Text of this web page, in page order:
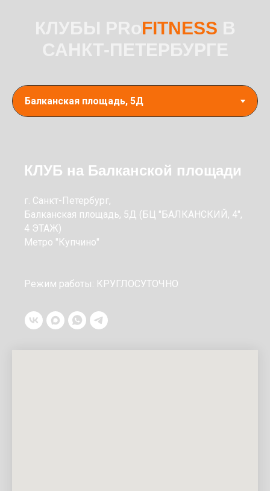
FITNESS
КЛУБ на Балканской площади
г. Санкт-Петербург,
Балканская площадь, 5Д (БЦ "БАЛКАНСКИЙ, 4",
4 ЭТАЖ)
Метро "Купчино"
Режим работы: КРУГЛОСУТОЧНО